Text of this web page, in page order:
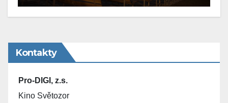
Kontakty
Pro-DIGI, z.s.
Kino Světozor